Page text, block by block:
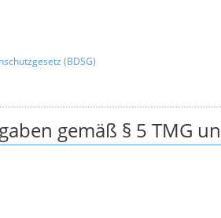
(BDSG)
gemäß § 5 TMG